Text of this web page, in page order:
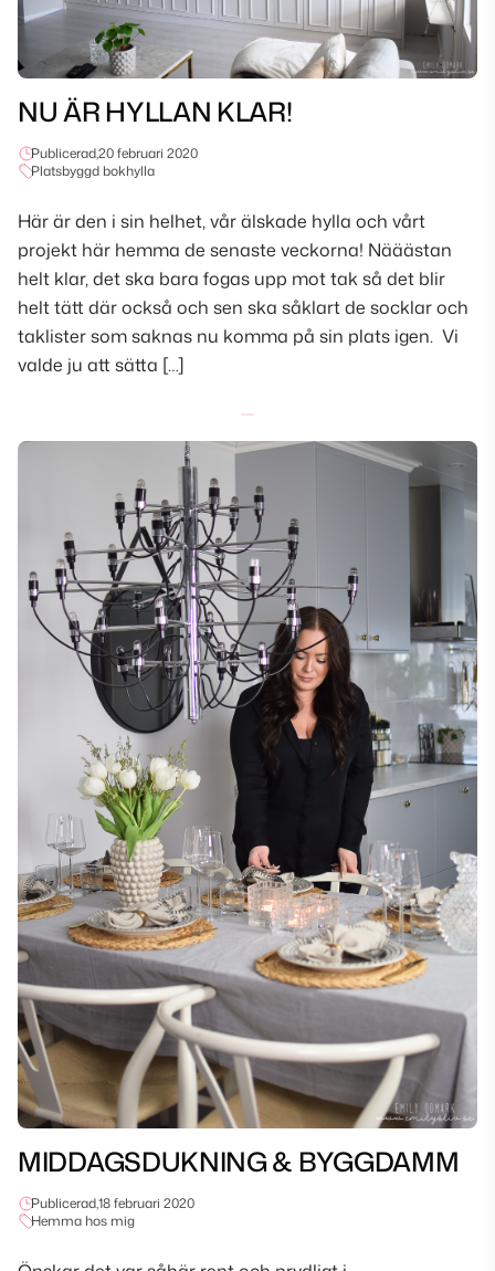
NU ÄR HYLLAN KLAR!
Publicerad,20 februari 2020
Platsbyggd bokhylla
Här är den i sin helhet, vår älskade hylla och vårt
projekt här hemma de senaste veckorna! Nääästan
helt klar, det ska bara fogas upp mot tak så det blir
helt tätt där också och sen ska såklart de socklar och
taklister som saknas nu komma på sin plats igen. Vi
valde ju att sätta […]
MIDDAGSDUKNING & BYGGDAMM
Publicerad,18 februari 2020
Hemma hos mig